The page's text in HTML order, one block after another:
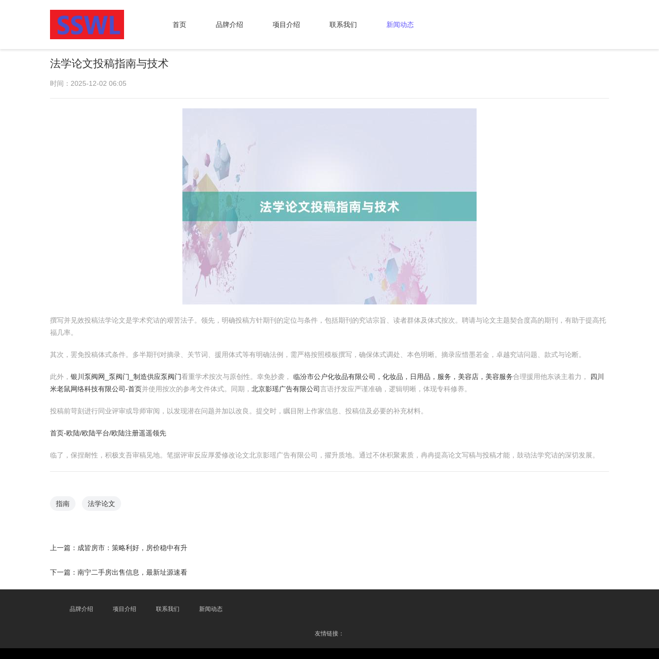
首页 品牌介绍 项目介绍 联系我们 新闻动态
法学论文投稿指南与技术
时间：2025-12-02 06:05
撰写并见效投稿法学论文是学术究诘的艰苦法子。领先，明确投稿方针期刊的定位与条件，包括期刊的究诘宗旨、读者群体及体式按次。聘请与论文主题契合度高的期刊，有助于提高托
福几率。
其次，罢免投稿体式条件。多半期刊对摘录、关节词、援用体式等有明确法例，需严格按照模板撰写，确保体式调处、本色明晰。摘录应惜墨若金，卓越究诘问题、款式与论断。
此外， 银川泵阀网_泵阀门_制造供应泵阀门看重学术按次与原创性。幸免抄袭， 临汾市公户化妆品有限公司，化妆品，日用品，服务，美容店，美容服务合理援用他东谈主着力， 四川
米老鼠网络科技有限公司-首页并使用按次的参考文件体式。同期， 北京影瑶广告有限公司言语抒发应严谨准确，逻辑明晰，体现专科修养。
投稿前苛刻进行同业评审或导师审阅，以发现潜在问题并加以改良。提交时，瞩目附上作家信息、投稿信及必要的补充材料。
首页-欧陆/欧陆平台/欧陆注册遥遥领先
临了，保捏耐性，积极支吾审稿见地。笔据评审反应厚爱修改论文北京影瑶广告有限公司，擢升质地。通过不休积聚素质，冉冉提高论文写稿与投稿才能，鼓动法学究诘的深切发展。
指南 法学论文
上一篇： 成皆房市：策略利好，房价稳中有升
下一篇： 南宁二手房出售信息，最新址源速看
品牌介绍 项目介绍 联系我们 新闻动态
友情链接：